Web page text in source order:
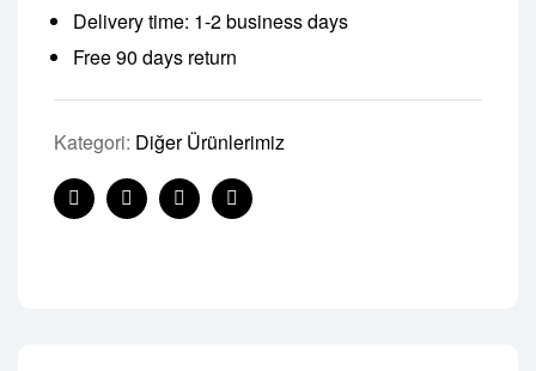
Delivery time: 1-2 business days
Free 90 days return
Kategori: Diğer Ürünlerimiz
FacebookTwitterLinkedinPinterest